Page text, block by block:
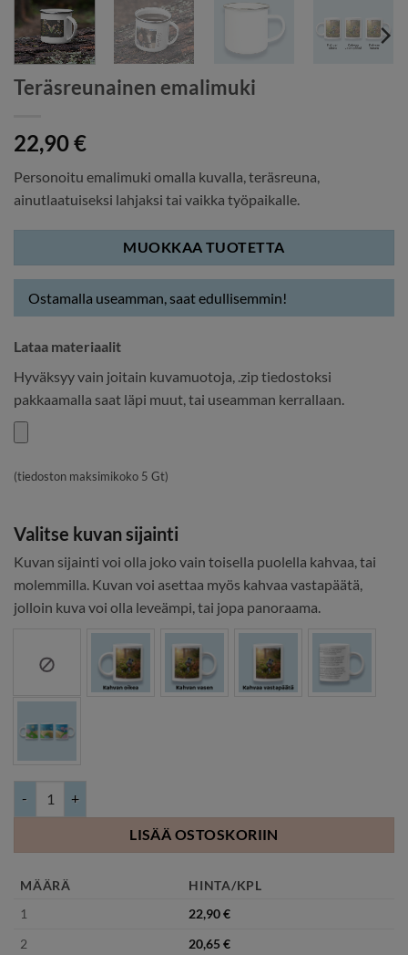
Teräsreunainen emalimuki
22,90€
Personoitu emalimuki omalla kuvalla, teräsreuna,
ainutlaatuiseksi lahjaksi tai vaikka työpaikalle.
MUOKKAA TUOTETTA
Ostamalla useamman, saat edullisemmin!
Lataa materiaalit
Hyväksyy vain joitain kuvamuotoja, .zip tiedostoksi
pakkaamalla saat läpi muut, tai useamman kerrallaan.
(tiedoston maksimikoko 5 Gt)
Valitse kuvan sijainti
Kuvan sijainti voi olla joko vain toisella puolella kahvaa, tai
molemmilla. Kuvan voi asettaa myös kahvaa vastapäätä,
jolloin kuva voi olla leveämpi, tai jopa panoraama.
LISÄÄ OSTOSKORIIN
MÄÄRÄ
HINTA/KPL
1
22,90€
2
20,65€